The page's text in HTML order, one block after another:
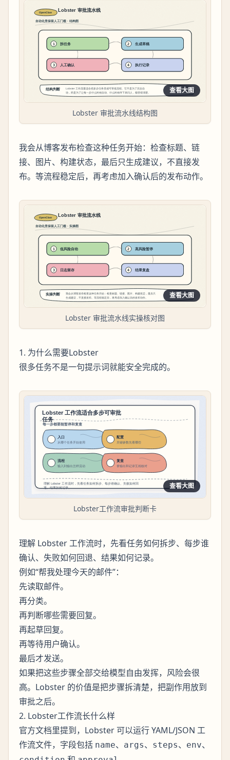
查看大图
Lobster 审批流水线结构图
我会从博客发布检查这种任务开始：检查标题、链
接、图片、构建状态，最后只生成建议，不直接发
布。等流程稳定后，再考虑加入确认后的发布动作。
查看大图
Lobster 审批流水线实操核对图
1. 为什么需要Lobster
很多任务不是一句提示词就能安全完成的。
查看大图
Lobster工作流审批判断卡
理解 Lobster 工作流时，先看任务如何拆步、每步谁
确认、失败如何回退、结果如何记录。
例如“帮我处理今天的邮件”：
先读取邮件。
再分类。
再判断哪些需要回复。
再起草回复。
再等待用户确认。
最后才发送。
如果把这些步骤全部交给模型自由发挥，风险会很
高。Lobster 的价值是把步骤拆清楚，把副作用放到
审批之后。
2. Lobster工作流长什么样
官方文档里提到，Lobster 可以运行 YAML/JSON 工
作流文件，字段包括 name、 args、 steps、 env、